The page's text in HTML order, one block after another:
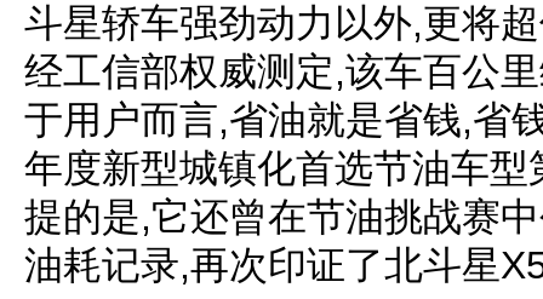
斗星轿车强劲动力以外,更将
经工信部权威测定,该车百公
于用户而言,省油就是省钱,省
年度新型城镇化首选节油车
提的是,它还曾在节油挑战赛
油耗记录,再次印证了北斗星